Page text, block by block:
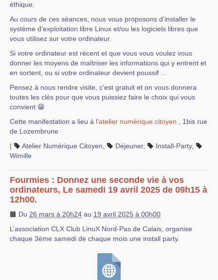
éthique.
Au cours de ces séances, nous vous proposons d’installer le
système d’exploitation libre Linux et/ou les logiciels libres que
vous utilisez sur votre ordinateur.
Si votre ordinateur est récent et que vous vous voulez vous
donner les moyens de maîtriser les informations qui y entrent et
en sortent, ou si votre ordinateur devient poussif ...
Pensez à nous rendre visite, c’est gratuit et on vous donnera
toutes les clés pour que vous puissiez faire le choix qui vous
convient 😁
Cette manifestation a lieu à l’atelier numérique citoyen , 1bis rue
de Lozembrune
|
Atelier Numérique Citoyen Déjeuner, Install-Party,
Wimille
Fourmies : Donnez une seconde vie à vos
ordinateurs, Le samedi 19 avril 2025 de 09h15 à
12h00.
Du 26 mars à 20h24 au 19 avril 2025 à 00h00
L’association CLX Club LinuX Nord-Pas de Calais, organise
chaque 3ème samedi de chaque mois une install party.